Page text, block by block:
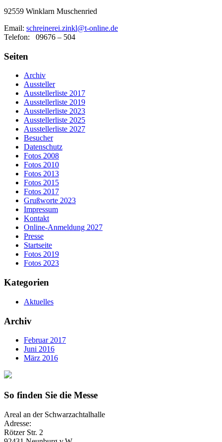
92559 Winklarn Muschenried
Email: schreinerei.zinkl@t-online.de
Telefon: 09676 – 504
Seiten
Archiv
Aussteller
Ausstellerliste 2017
Ausstellerliste 2019
Ausstellerliste 2023
Ausstellerliste 2025
Ausstellerliste 2027
Besucher
Datenschutz
Fotos 2008
Fotos 2010
Fotos 2013
Fotos 2015
Fotos 2017
Grußworte 2023
Impressum
Kontakt
Online-Anmeldung 2027
Presse
Startseite
Fotos 2019
Fotos 2023
Kategorien
Aktuelles
Archiv
Februar 2017
Juni 2016
März 2016
So finden Sie die Messe
Areal an der Schwarzachtalhalle
Adresse:
Rötzer Str. 2